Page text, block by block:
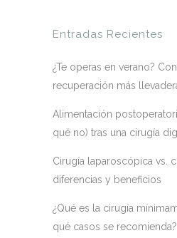
Entradas Recientes
¿Te operas en verano?
recuperación más
Alimentación
qué no) tras una cirugía
Cirugía laparoscópica vs.
diferencias y beneficios
¿Qué es la cirugía
qué casos se recomienda?